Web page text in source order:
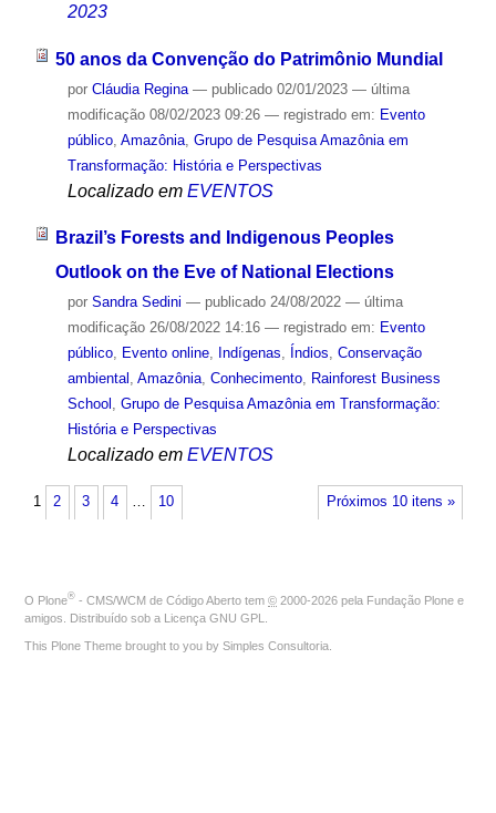
2023
50 anos da Convenção do Patrimônio Mundial
por Cláudia Regina — publicado02/01/2023 — última
modificação08/02/2023 09:26 — registrado em: Evento
público, Amazônia, Grupo de Pesquisa Amazônia em
Transformação: História e Perspectivas
Localizado em EVENTOS
Brazil’s Forests and Indigenous Peoples
Outlook on the Eve of National Elections
por Sandra Sedini — publicado24/08/2022 — última
modificação26/08/2022 14:16 — registrado em: Evento
público, Evento online, Indígenas, Índios, Conservação
ambiental , Amazônia, Conhecimento, Rainforest Business
School , Grupo de Pesquisa Amazônia em Transformação:
História e Perspectivas
Localizado em EVENTOS
Próximos 10 itens »
1 2 3 4 … 10
O Plone® - CMS/WCM de Código Aberto tem © 2000-2026 pela Fundação Plone e
amigos. Distribuído sob a Licença GNU GPL
This Plone Theme brought to you by Simples Consultoria